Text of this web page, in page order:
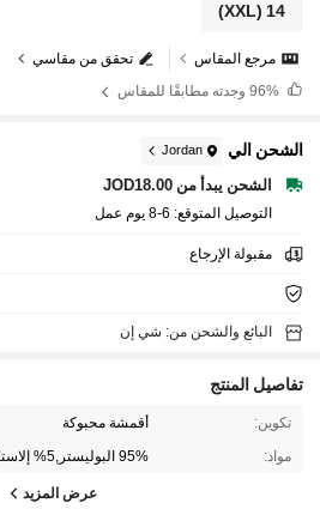
14
(XXL)
تحقق من مقاسي
مرجع المقاس
وجدته مطابقًا للمقاس
الشحن الي Jordan
الشحن يبدأ من JOD18.00
التوصيل المتوقع: 6-8 يوم عمل
مقبولة الإرجاع
البائع والشحن من: شي إن
تفاصيل المنتج
تكوين: أقمشة محبوكة
مواد: 95% البوليستر,5% إلاستان
عرض المزيد